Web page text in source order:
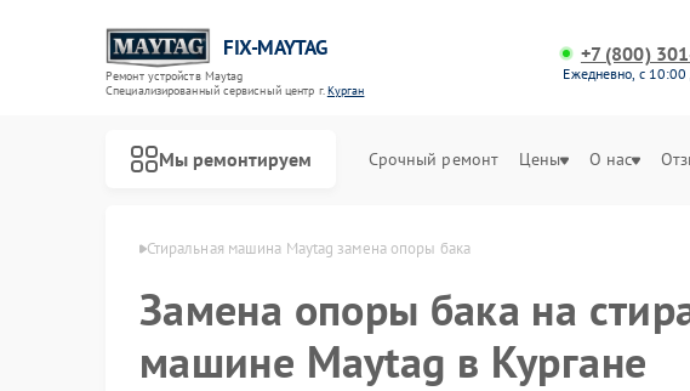
FIX-MAYTAG
Ремонт устройств Maytag
Специализированный cервисный центр г.Курган
+7 (800)
Ежедневно, с
Мы ремонтируем Срочный ремонт Цены О нас
Стиральная машина Maytag замена опоры бака
Замена опоры бака на
машине Maytag в Кургане